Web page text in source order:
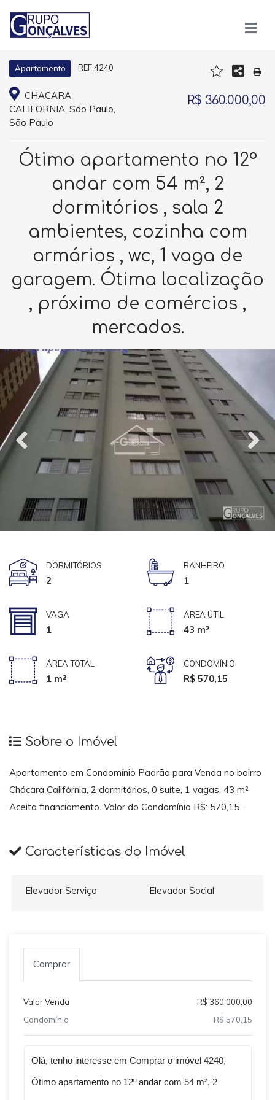
Apartamento REF 4240
CHACARA
CALIFORNIA, São Paulo,
São Paulo
R$ 360.000,00
Ótimo apartamento no 12º
andar com 54 m², 2
dormitórios , sala 2
ambientes, cozinha com
armários , wc, 1 vaga de
garagem. Ótima localização
, próximo de comércios ,
mercados.
DORMITÓRIOS
2
BANHEIRO
1
VAGA
1
ÁREA ÚTIL
43 m²
ÁREA TOTAL
1 m²
CONDOMÍNIO
R$ 570,15
Sobre o Imóvel
Apartamento em Condomínio Padrão para Venda no bairro
Chácara Califórnia, 2 dormitórios, 0 suíte, 1 vagas, 43 m²
Aceita financiamento. Valor do Condomínio R$: 570,15..
Características do Imóvel
Elevador Serviço Elevador Social
Comprar
Valor Venda
R$ 360.000,00
Condomínio
R$ 570,15